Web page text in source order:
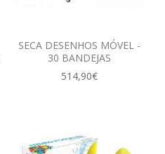
SECA DESENHOS MÓVEL -
30 BANDEJAS
514,90€